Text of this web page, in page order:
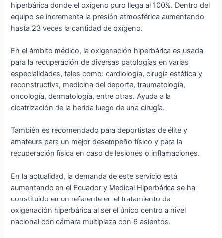
hiperbárica donde el oxígeno puro llega al 100%. Dentro del
equipo se incrementa la presión atmosférica aumentando
hasta 23 veces la cantidad de oxígeno.
En el ámbito médico, la oxigenación hiperbárica es usada
para la recuperación de diversas patologías en varias
especialidades, tales como: cardiología, cirugía estética y
reconstructiva, medicina del deporte, traumatología,
oncología, dermatología, entre otras. Ayuda a la
cicatrización de la herida luego de una cirugía.
También es recomendado para deportistas de élite y
amateurs para un mejor desempeño físico y para la
recuperación física en caso de lesiones o inflamaciones.
En la actualidad, la demanda de este servicio está
aumentando en el Ecuador y Medical Hiperbárica se ha
constituido en un referente en el tratamiento de
oxigenación hiperbárica al ser el único centro a nivel
nacional con cámara multiplaza con 6 asientos.